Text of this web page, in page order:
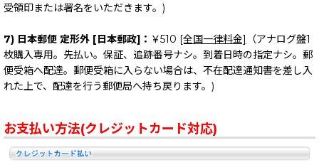
受領印または署名をいただきます。)
7) 日本郵便 定形外 [日本郵政]： ￥510 [全国一律料金]
（アナログ盤1
枚購入専用。先払い。保証、追跡番号ナシ。到着日時の指定ナシ。郵
便受箱へ配達。郵便受箱に入らない場合は、不在配達通知書を差し入
れた上で、配達を行う郵便局へ持ち戻ります。)
お支払い方法(クレジットカード対応)